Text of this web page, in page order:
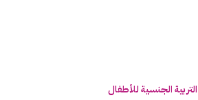
التربية الجنسية للأطفال